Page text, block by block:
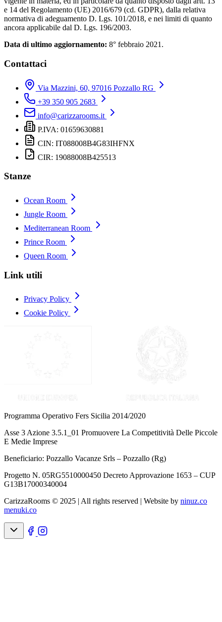
e 14 del Regolamento (UE) 2016/679 (cd. GDPR), dalla relativa
normativa di adeguamento D. Lgs. 101/2018, e nei limiti di quanto
ancora applicabile dal D. Lgs. 196/2003.
Data di ultimo aggiornamento: 8° febbraio 2021.
Contattaci
Via Mazzini, 60, 97016 Pozzallo RG
+39 350 905 2683
info@carizzarooms.it
P.IVA: 01659630881
CIN: IT088008B4G83IHFNX
CIR: 19088008B425513
Stanze
Ocean Room
Jungle Room
Mediterranean Room
Prince Room
Queen Room
Link utili
Privacy Policy
Cookie Policy
Programma Operativo Fers Sicilia 2014/2020
Asse 3 Azione 3.5.1_01 Promuovere La Competitività Delle Piccole
E Medie Imprese
Beneficiario: Pozzallo Vacanze Srls – Pozzallo (Rg)
Progetto N. 05RG5510000450 Decreto Approvazione 1653 – CUP
G13B17000340004
CarizzaRooms © 2025 | All rights reserved | Website by ninuz.co
menuki.co